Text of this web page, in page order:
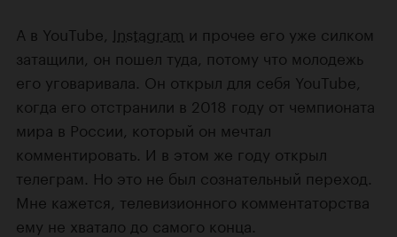
А в YouTube, Instagram и прочее его уже силком
затащили, он пошел туда, потому что молодежь
его уговаривала. Он открыл для себя YouTube,
когда его отстранили в 2018 году от чемпионата
мира в России, который он мечтал
комментировать. И в этом же году открыл
телеграм. Но это не был сознательный переход.
Мне кажется, телевизионного комментаторства
ему не хватало до самого конца.